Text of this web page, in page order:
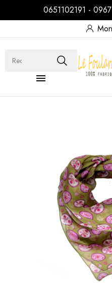
0651102191 -
